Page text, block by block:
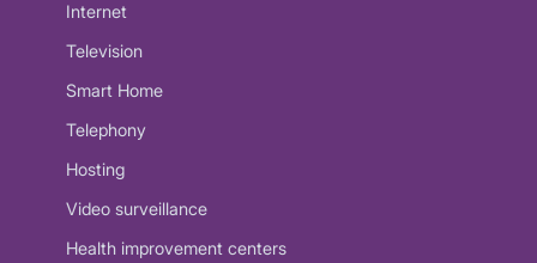
Internet
Television
Smart Home
Telephony
Hosting
Video surveillance
Health improvement centers